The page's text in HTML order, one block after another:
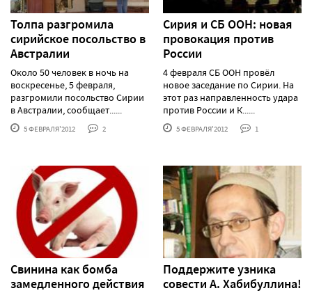
Толпа разгромила
сирийское посольство в
Австралии
Около 50 человек в ночь на
воскресенье, 5 февраля,
разгромили посольство Сирии
в Австралии, сообщает......
5 ФЕВРАЛЯ'2012 2
Сирия и СБ ООН: новая
провокация против
России
4 февраля СБ ООН провёл
новое заседание по Сирии. На
этот раз направленность удара
против России и К......
5 ФЕВРАЛЯ'2012 1
Свинина как бомба
замедленного действия
Поддержите узника
совести А. Хабибуллина!